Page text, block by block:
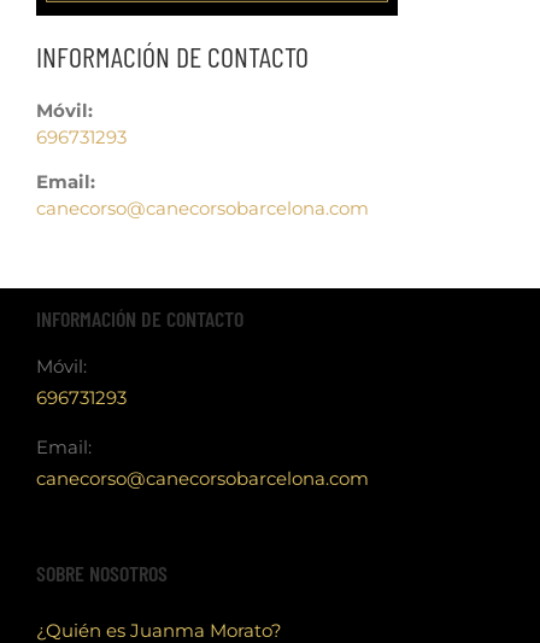
INFORMACIÓN DE CONTACTO
Móvil:
696731293
Email:
canecorso@canecorsobarcelona.com
INFORMACIÓN DE CONTACTO
Móvil:
696731293
Email:
canecorso@canecorsobarcelona.com
SOBRE NOSOTROS
¿Quién es Juanma Morato?